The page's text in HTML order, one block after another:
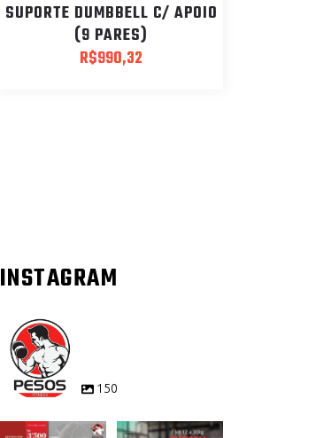
SUPORTE DUMBBELL C/ APOIO
(9 PARES)
R$990,32
INSTAGRAM
150